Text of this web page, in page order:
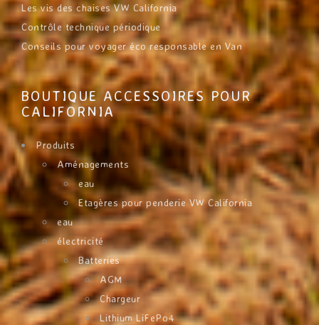
Les vis des chaises VW California
Contrôle technique périodique
Conseils pour voyager éco responsable en Van
BOUTIQUE ACCESSOIRES POUR
CALIFORNIA
Produits
Aménagements
eau
Etagères pour penderie VW California
eau
électricité
Batteries
AGM
Chargeur
Lithium LiFePo4